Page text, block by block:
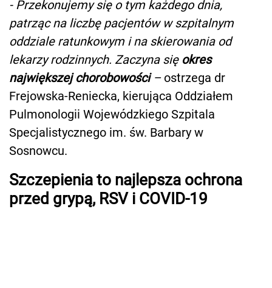
- Przekonujemy się o tym każdego dnia,
patrząc na liczbę pacjentów w szpitalnym
oddziale ratunkowym i na skierowania od
lekarzy rodzinnych. Zaczyna się okres
największej chorobowości–ostrzega dr
Frejowska-Reniecka, kierująca Oddziałem
Pulmonologii Wojewódzkiego Szpitala
Specjalistycznego im. św. Barbary w
Sosnowcu.
Szczepienia to najlepsza ochrona
przed grypą, RSV i COVID-19